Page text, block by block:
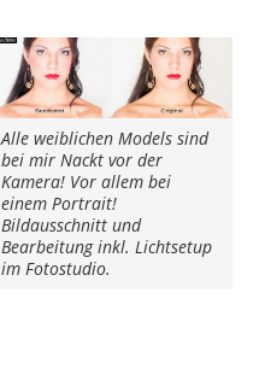
Alle weiblichen Models sind
bei mir Nackt vor der
Kamera! Vor allem bei
einem Portrait!
Bildausschnitt und
Bearbeitung inkl. Lichtsetup
im Fotostudio.